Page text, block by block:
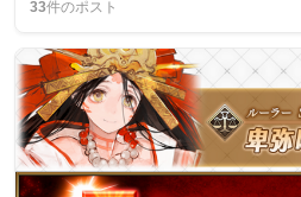
33件のポスト